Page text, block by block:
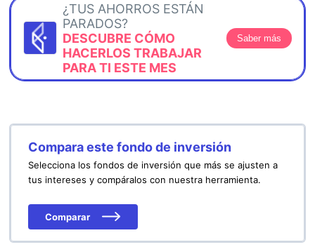
¿TUS AHORROS ESTÁN
PARADOS?
DESCUBRE CÓMO
HACERLOS TRABAJAR
PARA TI ESTE MES
Saber más
Compara este fondo de inversión
Selecciona los fondos de inversión que más se ajusten a
tus intereses y compáralos con nuestra herramienta.
Comparar